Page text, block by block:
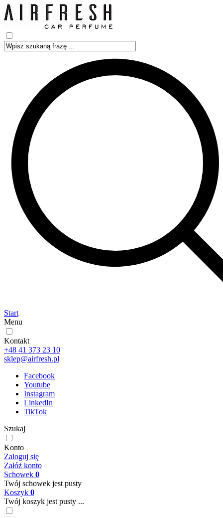
Start
Menu
Kontakt
+48 41 373 23 10
sklep@airfresh.pl
Facebook
Youtube
Instagram
LinkedIn
TikTok
Szukaj
Konto
Zaloguj się
Załóż konto
Schowek 0
Twój schowek jest pusty
Koszyk 0
Twój koszyk jest pusty ...